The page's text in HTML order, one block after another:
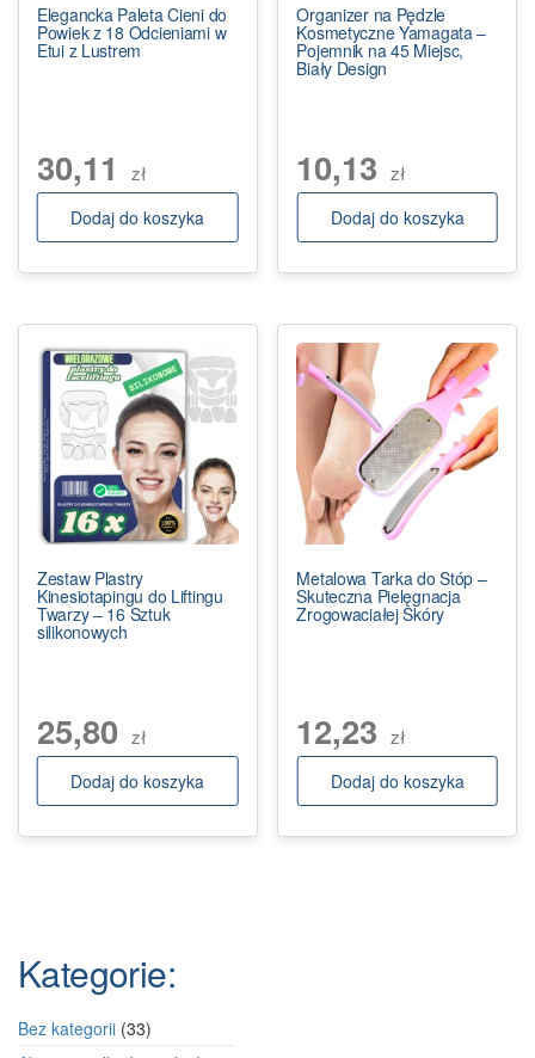
Elegancka Paleta Cieni do
Powiek z 18 Odcieniami w
Etui z Lustrem
30,11 zł
Dodaj do koszyka
Organizer na Pędzle
Kosmetyczne Yamagata –
Pojemnik na 45 Miejsc,
Biały Design
10,13 zł
Dodaj do koszyka
Zestaw Plastry
Kinesiotapingu do Liftingu
Twarzy – 16 Sztuk
silikonowych
25,80 zł
Dodaj do koszyka
Metalowa Tarka do Stóp –
Skuteczna Pielęgnacja
Zrogowaciałej Skóry
12,23 zł
Dodaj do koszyka
Kategorie:
Bez kategorii 3333